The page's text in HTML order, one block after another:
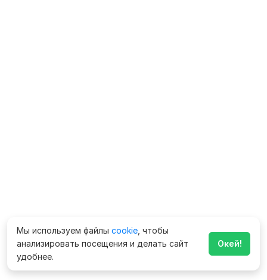
Мы используем файлы cookie , чтобы
анализировать посещения и делать сайт
удобнее.
Окей!